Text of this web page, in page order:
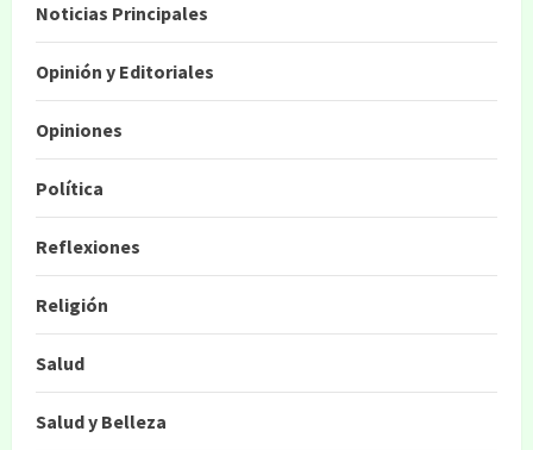
Noticias Principales
Opinión y Editoriales
Opiniones
Política
Reflexiones
Religión
Salud
Salud y Belleza